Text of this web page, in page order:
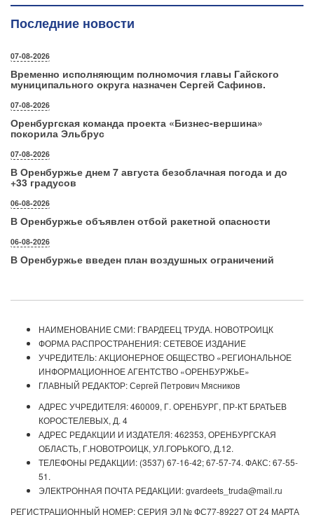
Последние новости
07-08-2026
Временно исполняющим полномочия главы Гайского
муниципального округа назначен Сергей Сафинов.
07-08-2026
Оренбургская команда проекта «Бизнес‑вершина»
покорила Эльбрус
07-08-2026
В Оренбуржье днем 7 августа безоблачная погода и до
+33 градусов
06-08-2026
В Оренбуржье объявлен отбой ракетной опасности
06-08-2026
В Оренбуржье введен план воздушных ограничений
НАИМЕНОВАНИЕ СМИ: ГВАРДЕЕЦ ТРУДА. НОВОТРОИЦК
ФОРМА РАСПРОСТРАНЕНИЯ: СЕТЕВОЕ ИЗДАНИЕ
УЧРЕДИТЕЛЬ: АКЦИОНЕРНОЕ ОБЩЕСТВО «РЕГИОНАЛЬНОЕ
ИНФОРМАЦИОННОЕ АГЕНТСТВО «ОРЕНБУРЖЬЕ»
ГЛАВНЫЙ РЕДАКТОР: Сергей Петрович Мясников
АДРЕС УЧРЕДИТЕЛЯ: 460009, Г. ОРЕНБУРГ, ПР-КТ БРАТЬЕВ
КОРОСТЕЛЕВЫХ, Д. 4
АДРЕС РЕДАКЦИИ И ИЗДАТЕЛЯ: 462353, ОРЕНБУРГСКАЯ
ОБЛАСТЬ, Г.НОВОТРОИЦК, УЛ.ГОРЬКОГО, Д.12.
ТЕЛЕФОНЫ РЕДАКЦИИ: (3537) 67-16-42; 67-57-74. ФАКС: 67-55-
51.
ЭЛЕКТРОННАЯ ПОЧТА РЕДАКЦИИ: gvardeets_truda@mail.ru
РЕГИСТРАЦИОННЫЙ НОМЕР: СЕРИЯ ЭЛ № ФС77-89227 ОТ 24 МАРТА